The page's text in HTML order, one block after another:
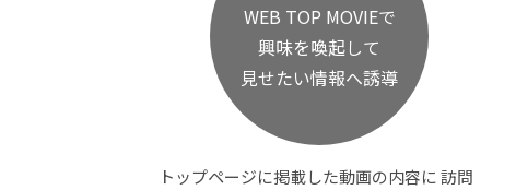
WEB TOP MOVIEで
興味を喚起して
見せたい情報へ誘導
トップページに掲載した動画の内容に 訪問